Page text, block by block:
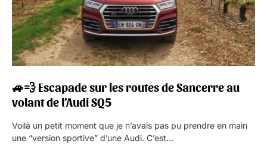
🚙💨 Escapade sur les routes de Sancerre au
volant de l’Audi SQ5
Voilà un petit moment que je n’avais pas pu prendre en main
une “version sportive” d’une Audi. C’est…